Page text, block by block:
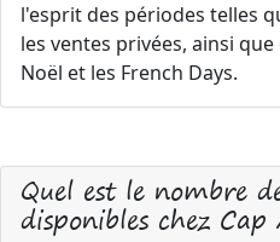
l'esprit des périodes telles
les ventes privées, ainsi
Noël et les French Days.
Quel est le nombre
disponibles chez